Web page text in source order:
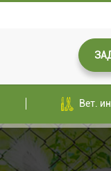
Вет.